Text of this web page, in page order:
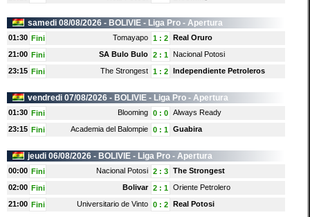
samedi 08/08/2026 - BOLIVIE - Liga Pro - Apertura
01:30 Fini Tomayapo 1 : 2
Real Oruro
21:00 Fini SA Bulo Bulo 2 : 1
Nacional Potosi
23:15 Fini The Strongest 1 : 2 Independiente Petroleros
vendredi 07/08/2026 - BOLIVIE - Liga Pro - Apertura
01:30 Fini Blooming 0 : 0 Always Ready
23:15 Fini Academia del Balompie 0 : 1 Guabira
jeudi 06/08/2026 - BOLIVIE - Liga Pro - Apertura
00:00 Fini Nacional Potosi 2 : 3 The Strongest
02:00 Fini Bolivar 2 : 1 Oriente Petrolero
21:00 Fini Universitario de Vinto 0 : 2 Real Potosi